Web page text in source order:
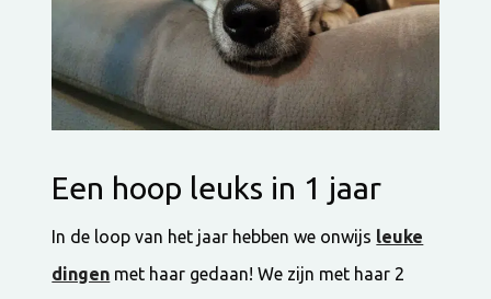
Een hoop leuks in 1 jaar
In de loop van het jaar hebben we onwijs leuke
dingen met haar gedaan! We zijn met haar 2